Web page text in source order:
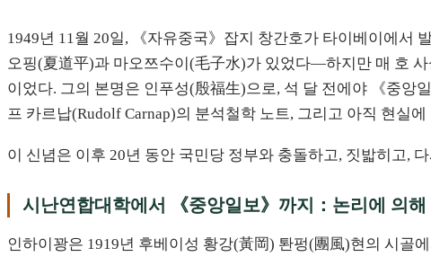
1949년 11월 20일, 《자유중국》잡지 창간호가 타이베이에서
오핑(夏道平)과 마오쯔수이(毛子水)가 있었다—하지만 매 호
이었다. 그의 본명은 인푸성(殷福生)으로, 석 달 전에야 《중앙
프 카르납(Rudolf Carnap)의 분석철학 노트, 그리고 아직 현실
이 신념은 이후 20년 동안 국민당 정부와 충돌하고, 짓밟히고,
시난연합대학에서 《중앙일보》까지：논리에 의
인하이꽝은 1919년 후베이성 황강(黃岡) 퇀펑(團風)현의 시골